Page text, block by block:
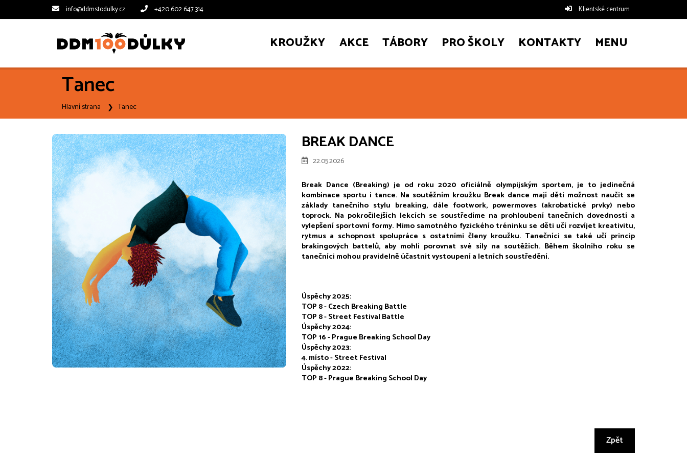
info@ddmstodulky.cz +420 602 647 314 Klientské centrum
KROUŽKY AKCE TÁBORY PRO ŠKOLY KONTAKTY MENU
Tanec
Hlavní strana Tanec
BREAK DANCE
22.05.2026
Break Dance (Breaking) je od roku 2020 oficiálně olympijským sportem, je to jedinečná
kombinace sportu i tance. Na soutěžním kroužku Break dance mají děti možnost naučit se
základy tanečního stylu breaking, dále footwork, powermoves (akrobatické prvky) nebo
toprock. Na pokročilejších lekcích se soustředíme na prohloubení tanečních dovedností a
vylepšení sportovní formy. Mimo samotného fyzického tréninku se děti učí rozvíjet kreativitu,
rytmus a schopnost spolupráce s ostatními členy kroužku. Tanečníci se také učí princip
brakingových battelů, aby mohli porovnat své síly na soutěžích. Během školního roku se
tanečníci mohou pravidelně účastnit vystoupení a letních soustředění.
Úspěchy 2025:
TOP 8 - Czech Breaking Battle
TOP 8 - Street Festival Battle
Úspěchy 2024:
TOP 16 - Prague Breaking School Day
Úspěchy 2023:
4. místo - Street Festival
Úspěchy 2022:
TOP 8 - Prague Breaking School Day
Zpět